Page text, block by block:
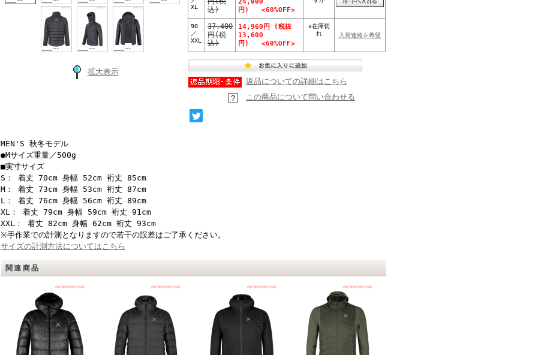
拡大表示
XL
込)
円) <60%OFF>
90
／
XXL
37,400
円(税
込)
14,960円 (税抜
13,600
円) <60%OFF>
×在庫切
れ
入荷連絡を希望
返品についての詳細はこちら
この商品について問い合わせる
MEN'S 秋冬モデル
●Mサイズ重量／500g
■実寸サイズ
S： 着丈 70cm 身幅 52cm 裄丈 85cm
M： 着丈 73cm 身幅 53cm 裄丈 87cm
L： 着丈 76cm 身幅 56cm 裄丈 89cm
XL： 着丈 79cm 身幅 59cm 裄丈 91cm
XXL： 着丈 82cm 身幅 62cm 裄丈 93cm
※手作業での計測となりますので若干の誤差はご了承ください。
サイズの計測方法についてはこちら
関連商品